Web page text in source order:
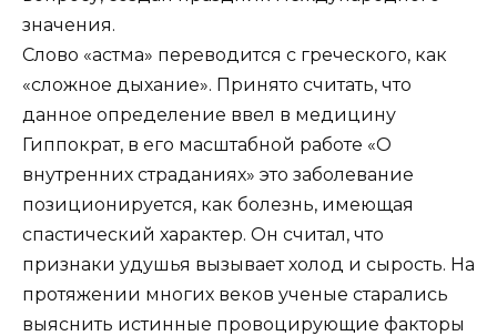
значения.
Слово «астма» переводится с греческого, как
«сложное дыхание». Принято считать, что
данное определение ввел в медицину
Гиппократ, в его масштабной работе «О
внутренних страданиях» это заболевание
позиционируется, как болезнь, имеющая
спастический характер. Он считал, что
признаки удушья вызывает холод и сырость. На
протяжении многих веков ученые старались
выяснить истинные провоцирующие факторы